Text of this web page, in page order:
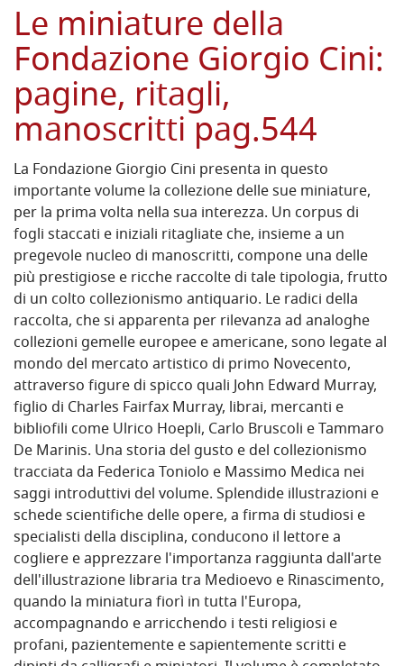
Le miniature della
Fondazione Giorgio Cini:
pagine, ritagli,
manoscritti pag.544
La Fondazione Giorgio Cini presenta in questo
importante volume la collezione delle sue miniature,
per la prima volta nella sua interezza. Un corpus di
fogli staccati e iniziali ritagliate che, insieme a un
pregevole nucleo di manoscritti, compone una delle
più prestigiose e ricche raccolte di tale tipologia, frutto
di un colto collezionismo antiquario. Le radici della
raccolta, che si apparenta per rilevanza ad analoghe
collezioni gemelle europee e americane, sono legate al
mondo del mercato artistico di primo Novecento,
attraverso figure di spicco quali John Edward Murray,
figlio di Charles Fairfax Murray, librai, mercanti e
bibliofili come Ulrico Hoepli, Carlo Bruscoli e Tammaro
De Marinis. Una storia del gusto e del collezionismo
tracciata da Federica Toniolo e Massimo Medica nei
saggi introduttivi del volume. Splendide illustrazioni e
schede scientifiche delle opere, a firma di studiosi e
specialisti della disciplina, conducono il lettore a
cogliere e apprezzare l'importanza raggiunta dall'arte
dell'illustrazione libraria tra Medioevo e Rinascimento,
quando la miniatura fiorì in tutta l'Europa,
accompagnando e arricchendo i testi religiosi e
profani, pazientemente e sapientemente scritti e